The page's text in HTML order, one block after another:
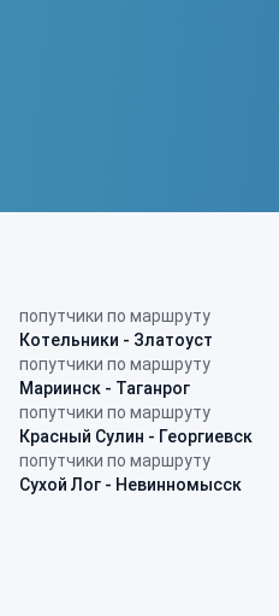
попутчики по маршруту
Котельники - Златоуст
попутчики по маршруту
Мариинск - Таганрог
попутчики по маршруту
Красный Сулин - Георгиевск
попутчики по маршруту
Сухой Лог - Невинномысск